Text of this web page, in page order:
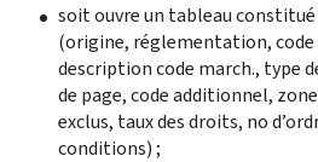
soit ouvre un tableau
(origine, réglementation, code
description code march., type
de page, code additionnel,
exclus, taux des droits, no
conditions) ;